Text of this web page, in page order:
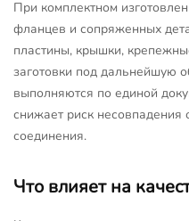
При комплектном
фланцев и сопряженных
пластины, крышки,
заготовки под дальнейшую
выполняются по единой
снижает риск несовпадения
соединения.
Что влияет на